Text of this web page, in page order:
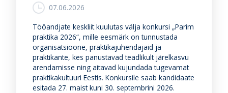
07.06.2026
Tööandjate keskliit kuulutas välja konkursi „Parim
praktika 2026“, mille eesmärk on tunnustada
organisatsioone, praktikajuhendajaid ja
praktikante, kes panustavad teadlikult järelkasvu
arendamisse ning aitavad kujundada tugevamat
praktikakultuuri Eestis. Konkursile saab kandidaate
esitada 27. maist kuni 30. septembrini 2026.